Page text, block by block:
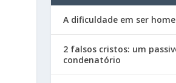
A dificuldade em ser
2 falsos cristos: um
condenatório